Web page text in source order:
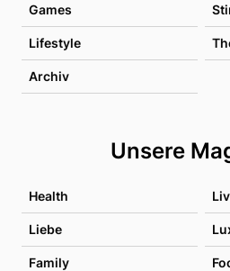
Games
Lifestyle
Archiv
Unsere
Health
Liebe
Family